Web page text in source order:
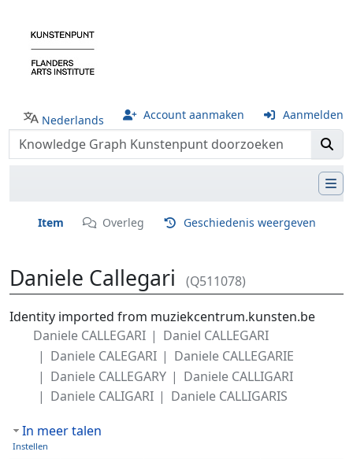
Nederlands Account aanmaken Aanmelden
Item Overleg Geschiedenis weergeven
Daniele Callegari (Q511078)
Ga naar: navigatie ,zoeken
Identity imported from muziekcentrum.kunsten.be
Daniele CALLEGARI
Daniel CALLEGARI
Daniele CALEGARI
Daniele CALLEGARIE
Daniele CALLEGARY
Daniele CALLIGARI
Daniele CALIGARI
Daniele CALLIGARIS
In meer talen
Instellen